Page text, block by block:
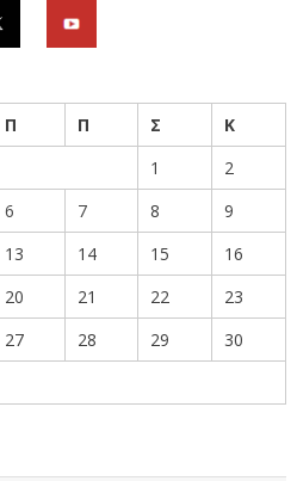
Π Π Σ
Κ
1
2
6 7 8
9
13 14 15
16
20 21 22
23
27 28 29
30